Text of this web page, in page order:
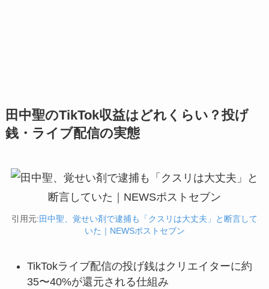
田中聖のTikTok収益はどれくらい？投げ
銭・ライブ配信の実態
引用元:田中聖、覚せい剤で逮捕も「クスリは大丈夫」と断言して
いた｜NEWSポストセブン
TikTokライブ配信の投げ銭はクリエイターに約
35〜40%が還元される仕組み